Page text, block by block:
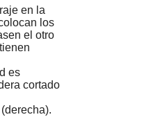
en la
los
el otro
es
cortado